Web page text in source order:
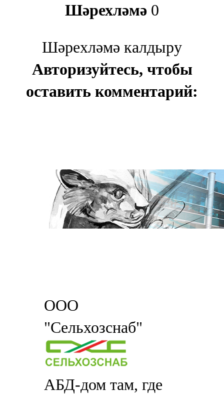
Шәрехләмә 0
Шәрехләмә калдыру
Авторизуйтесь, чтобы
оставить комментарий:
ООО
"Сельхозснаб"
АБД-дом там, где